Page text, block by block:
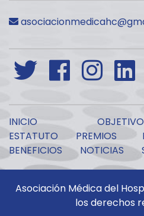
INICIO
ESTATUTO
PREMIOS
BENEFICIOS
NOTICIAS
Asociación Médica del
los derechos